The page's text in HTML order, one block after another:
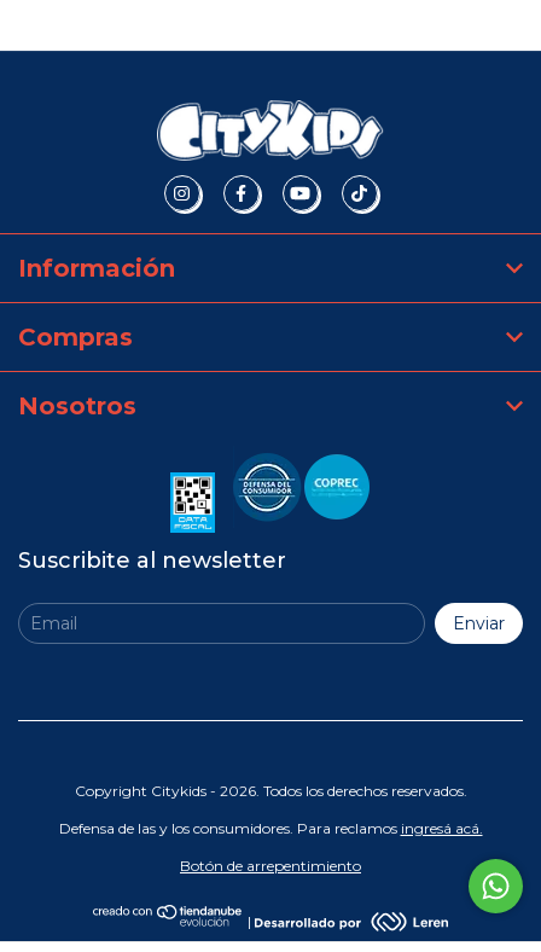
Información
Compras
Nosotros
Suscribite al newsletter
Copyright Citykids - 2026. Todos los derechos reservados.
Defensa de las y los consumidores. Para reclamos ingresá acá.
Botón de arrepentimiento
|